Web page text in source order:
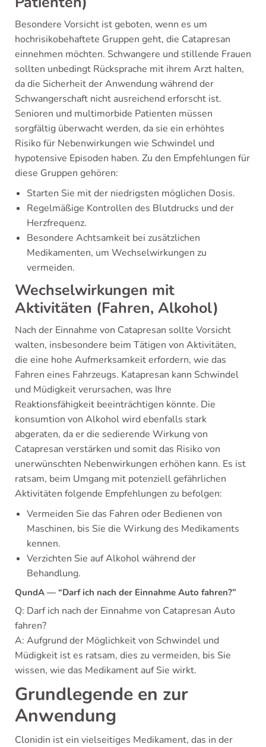
Besondere Vorsicht ist geboten, wenn es um
hochrisikobehaftete Gruppen geht, die Catapresan
einnehmen möchten. Schwangere und stillende Frauen
sollten unbedingt Rücksprache mit ihrem Arzt halten,
da die Sicherheit der Anwendung während der
Schwangerschaft nicht ausreichend erforscht ist.
Senioren und multimorbide Patienten müssen
sorgfältig überwacht werden, da sie ein erhöhtes
Risiko für Nebenwirkungen wie Schwindel und
hypotensive Episoden haben. Zu den Empfehlungen für
diese Gruppen gehören:
Starten Sie mit der niedrigsten möglichen Dosis.
Regelmäßige Kontrollen des Blutdrucks und der
Herzfrequenz.
Besondere Achtsamkeit bei zusätzlichen
Medikamenten, um Wechselwirkungen zu
vermeiden.
Wechselwirkungen mit
Aktivitäten (Fahren, Alkohol)
Nach der Einnahme von Catapresan sollte Vorsicht
walten, insbesondere beim Tätigen von Aktivitäten,
die eine hohe Aufmerksamkeit erfordern, wie das
Fahren eines Fahrzeugs. Katapresan kann Schwindel
und Müdigkeit verursachen, was Ihre
Reaktionsfähigkeit beeinträchtigen könnte. Die
konsumtion von Alkohol wird ebenfalls stark
abgeraten, da er die sedierende Wirkung von
Catapresan verstärken und somit das Risiko von
unerwünschten Nebenwirkungen erhöhen kann. Es ist
ratsam, beim Umgang mit potenziell gefährlichen
Aktivitäten folgende Empfehlungen zu befolgen:
Vermeiden Sie das Fahren oder Bedienen von
Maschinen, bis Sie die Wirkung des Medikaments
kennen.
Verzichten Sie auf Alkohol während der
Behandlung.
QundA — “Darf ich nach der Einnahme Auto fahren?”
Q: Darf ich nach der Einnahme von Catapresan Auto
fahren?
A: Aufgrund der Möglichkeit von Schwindel und
Müdigkeit ist es ratsam, dies zu vermeiden, bis Sie
wissen, wie das Medikament auf Sie wirkt.
Grundlegende en zur
Anwendung
Clonidin ist ein vielseitiges Medikament, das in der